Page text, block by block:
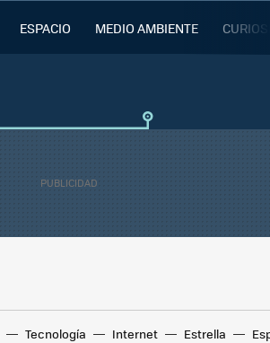
ESPACIO MEDIO AMBIENTE
Tecnología Internet Estrella